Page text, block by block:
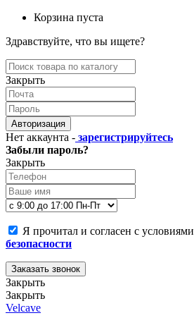
Корзина пуста
Здравствуйте, что вы ищете?
Закрыть
Авторизация
Нет аккаунта - зарегистрируйтесь
Забыли пароль?
Закрыть
Я прочитал и согласен с условиями
безопасности
Заказать звонок
Закрыть
Закрыть
Velcave